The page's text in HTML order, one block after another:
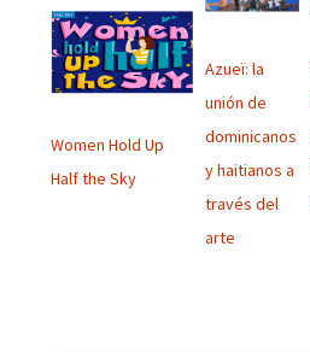
Women Hold Up
Half the Sky
Azueï: la
unión de
dominicanos
y haitianos a
través del
arte